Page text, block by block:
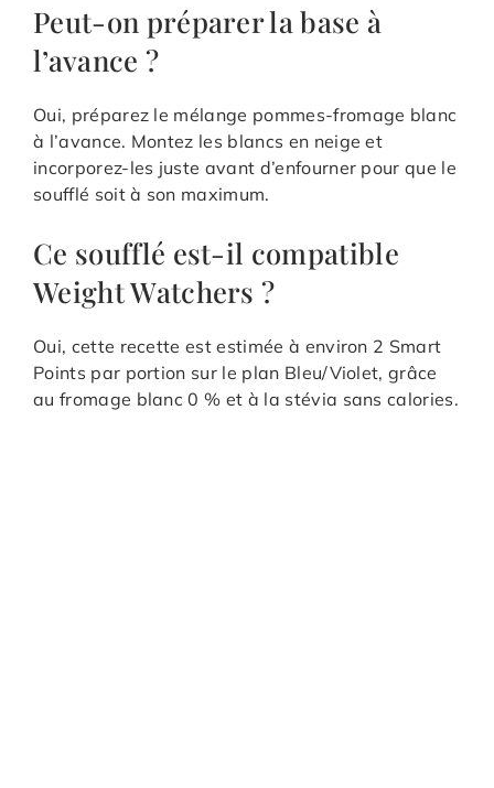
Peut-on préparer la base à
l’avance ?
Oui, préparez le mélange pommes-fromage blanc
à l’avance. Montez les blancs en neige et
incorporez-les juste avant d’enfourner pour que le
soufflé soit à son maximum.
Ce soufflé est-il compatible
Weight Watchers ?
Oui, cette recette est estimée à environ 2 Smart
Points par portion sur le plan Bleu/Violet, grâce
au fromage blanc 0 % et à la stévia sans calories.